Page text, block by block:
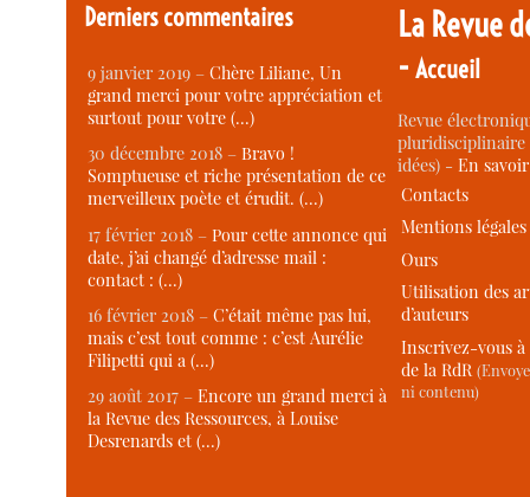
Derniers commentaires
9 janvier 2019 –Chère Liliane, Un
grand merci pour votre appréciation et
surtout pour votre (…)
30 décembre 2018 –Bravo !
Somptueuse et riche présentation de ce
merveilleux poète et érudit. (…)
17 février 2018 –Pour cette annonce qui
date, j’ai changé d’adresse mail :
contact : (…)
16 février 2018 –C’était même pas lui,
mais c’est tout comme : c’est Aurélie
Filipetti qui a (…)
29 août 2017 –Encore un grand merci à
la Revue des Ressources, à Louise
Desrenards et (…)
La Revue
-Accueil
Revue
idées) -En
Contacts
Mentions légales
Ours
Utilisation des
d’auteurs
Inscrivez-vous
de la RdR
ni contenu)